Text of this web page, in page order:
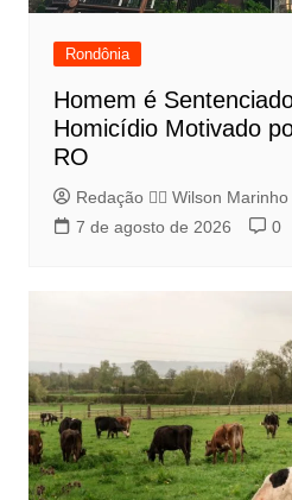
Rondônia
Homem é
Homicídio Motivado
RO
Redação 👨‍⚖️​ Wilson Marinho
7 de agosto de 2026
0